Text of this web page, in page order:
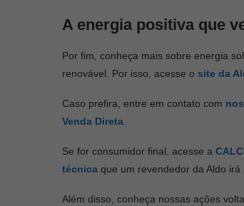
A energia positiva que
Por fim, conheça mais sobre energia
renovável. Por isso, acesse o site da
Caso prefira, entre em contato com
Venda Direta
Se for consumidor final, acesse a
técnica que um revendedor da Aldo irá
Além disso, conheça nossas ações